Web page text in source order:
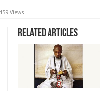
Views
Related Articles